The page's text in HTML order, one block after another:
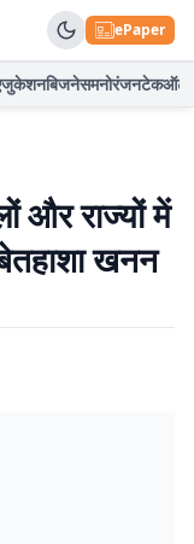
ePaper
बिजनेसमनोरंजनटेकऑटो
राज्यों में
खनन